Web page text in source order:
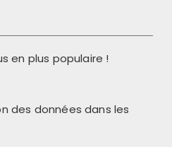
en plus populaire !
des données dans les